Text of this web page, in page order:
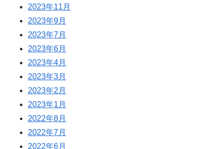
2023年11月
2023年9月
2023年7月
2023年6月
2023年4月
2023年3月
2023年2月
2023年1月
2022年8月
2022年7月
2022年6月